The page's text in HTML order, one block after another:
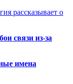
рассказывает о
связи из-за
имена